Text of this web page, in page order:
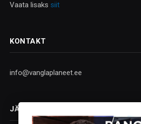
Vaata lisaks siit
KONTAKT
info@vanglaplaneet.ee
JÄLGI SOTSIAALMEEDIAS